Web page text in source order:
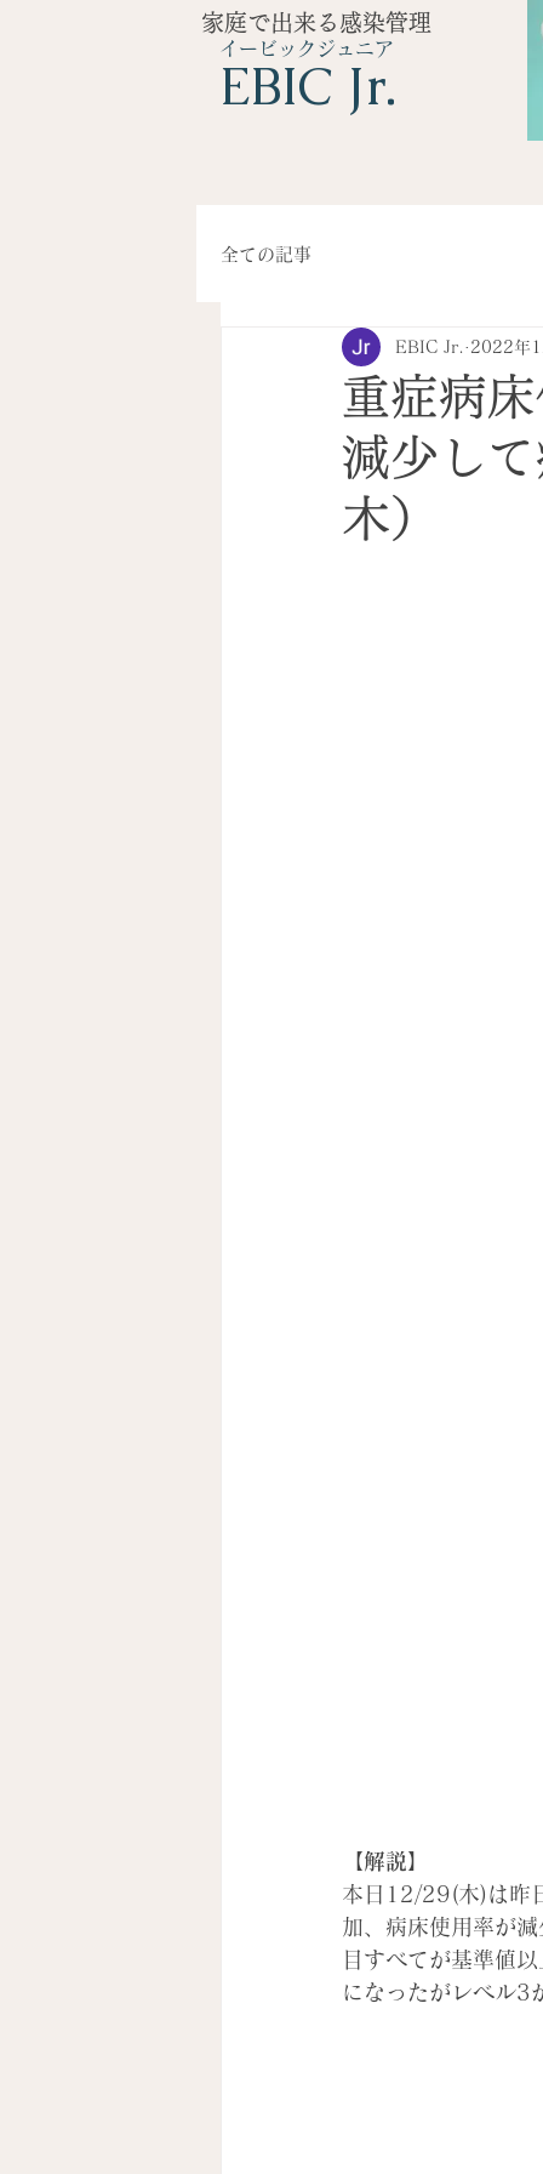
イービックジュニア
​EBIC Jr.
家庭で出来る感染管理
全ての記事
重症病
減少し
木）
EBIC Jr. 2022年
【解説】
本日12/29(木)は昨
加、病床使用率が
目すべてが基準値
になったがレベル3